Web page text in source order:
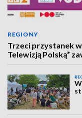
REGIONY
Trzeci przystanek
Telewizją Polską”